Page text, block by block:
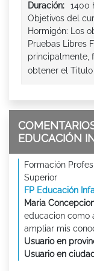
Duración:
1400
Objetivos del
Hormigón: Los
Pruebas Libres
principalmente,
obtener el Titulo
EDUCACIÓN
Formación
Superior
FP Educación
Maria
educacion como
ampliar mis
Usuario en
Usuario en